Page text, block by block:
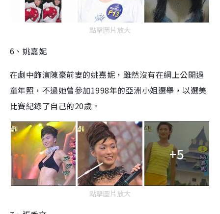
點擊圖片放大
6 、姚嘉妮
在劇中飾演陳豪前妻的姚嘉妮，雖然沒有在網上公開過
童年照，不過她曾參加1998年的亞洲小姐選舉，以選美
比賽紀錄了自己的20歲。
+5
點擊圖片放大